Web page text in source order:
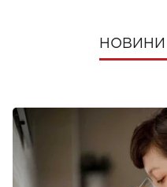
НОВИНИ